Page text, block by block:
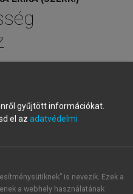
gyűjtött információkat.
el az adatvédelmi
is nevezik. Ezek a
a webhely használatának